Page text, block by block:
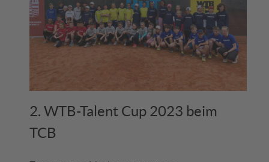
2. WTB-Talent Cup 2023 beim
TCB